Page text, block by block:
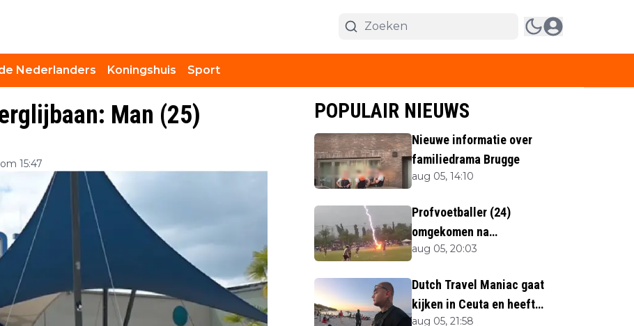
Nederlanders Koningshuis Sport
Man (25)
15:47
POPULAIR NIEUWS
Nieuwe informatie over
familiedrama Brugge
aug 05, 14:10
Profvoetballer (24)
omgekomen na
blikseminslag tijdens
aug 05, 20:03
Dutch Travel Maniac gaat
kijken in Ceuta en heeft
aug 05, 21:58